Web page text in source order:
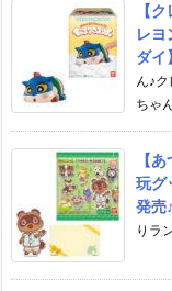
【
レ
ダイ
ん♪
ちゃ
【
玩グ
発売♪
りラ